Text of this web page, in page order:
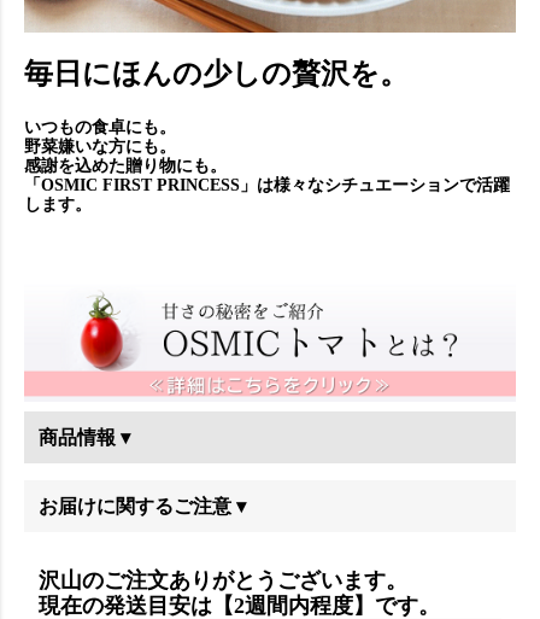
毎日にほんの少しの贅沢を。
いつもの食卓にも。
野菜嫌いな方にも。
感謝を込めた贈り物にも。
「OSMIC FIRST PRINCESS」は様々なシチュエーションで活躍
します。
商品情報 ▾
お届けに関するご注意 ▾
沢山のご注文ありがとうございます。
現在の発送目安は【2週間内程度】です。